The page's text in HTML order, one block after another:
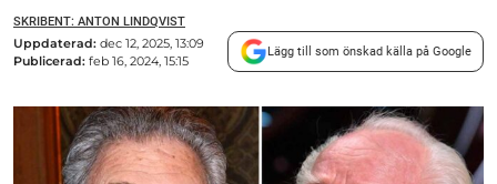
SKRIBENT: ANTON LINDQVIST
Uppdaterad: dec 12, 2025, 13:09
Publicerad: feb 16, 2024, 15:15
Lägg till som önskad källa på Google